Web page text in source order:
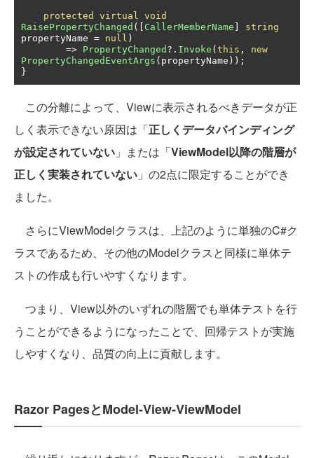
protected virtual void
RaisePropertyChanged ([ CallerMemberName
string
propertyName = null )
=> PropertyChanged ?. Invoke ( this ,
new
PropertyChangedEventArgs ( propertyName ));
}
この分離によって、Viewに表示されるべきデータが正
しく表示できない原因は「正しくデータバインディング
が設定されていない 」または「ViewModel以降の階層が
正しく実装されていない 」の2点に限定することができ
ました。
さらにViewModelクラスは、上記のように単独のC#ク
ラスであるため、その他のModelクラスと同様に単体テ
ストの作成も行いやすくなります。
つまり、View以外のいずれの階層でも単体テストを行
うことができるようになったことで、回帰テストが実施
しやすくなり、品質の向上に貢献します。
Razor PagesとModel-View-ViewModel